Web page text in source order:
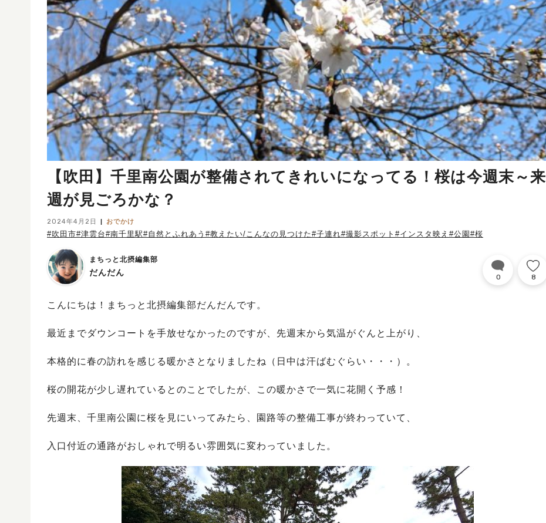
【吹田】千里南公園が整備されてきれいになってる！桜は今週末～来
週が見ごろかな？
2024年4月2日 おでかけ
#吹田市#津雲台#南千里駅#自然とふれあう #教えたい/こんなの見つけた#子連れ#撮影スポット #インスタ映え #公園 #桜
まちっと北摂編集部
だんだん 0 8
こんにちは！まちっと北摂編集部だんだんです。
最近までダウンコートを手放せなかったのですが、先週末から気温がぐんと上がり、
本格的に春の訪れを感じる暖かさとなりましたね（日中は汗ばむぐらい・・・）。
桜の開花が少し遅れているとのことでしたが、この暖かさで一気に花開く予感！
先週末、千里南公園に桜を見にいってみたら、園路等の整備工事が終わっていて、
入口付近の通路がおしゃれで明るい雰囲気に変わっていました。